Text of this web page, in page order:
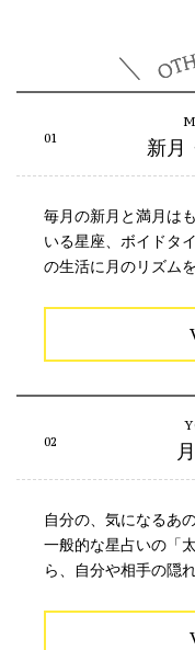
新月
毎月の新月と満月は
いる星座、ボイドタ
の生活に月のリズム
自分の、気になるあ
一般的な星占いの「
ら、自分や相手の隠